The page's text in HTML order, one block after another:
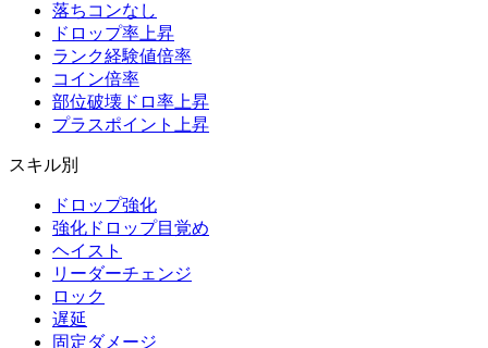
落ちコンなし
ドロップ率上昇
ランク経験値倍率
コイン倍率
部位破壊ドロ率上昇
プラスポイント上昇
スキル別
ドロップ強化
強化ドロップ目覚め
ヘイスト
リーダーチェンジ
ロック
遅延
固定ダメージ